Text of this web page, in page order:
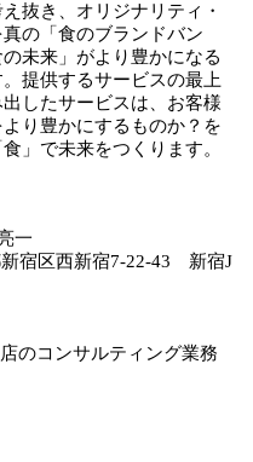
抜き、オリジナリティ・
の「食のブランドバン
未来」がより豊かになる
提供するサービスの最上
したサービスは、お客様
り豊かにするものか？を
」で未来をつくります。
一
宿区西新宿7-22-43 新宿J
のコンサルティング業務